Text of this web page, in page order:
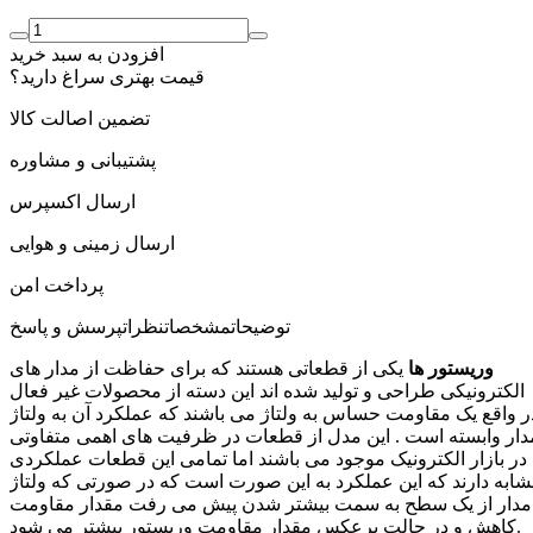
افزودن به سبد خرید
قیمت بهتری سراغ دارید؟
تضمین اصالت کالا
پشتیبانی و مشاوره
ارسال اکسپرس
ارسال زمینی و هوایی
پرداخت امن
توضیحاتمشخصاتنظراتپرسش و پاسخ
وریستور ها یکی از قطعاتی هستند که برای حفاظت از مدار های
الکترونیکی طراحی و تولید شده اند این دسته از محصولات غیر فعال
واقع یک مقاومت حساس به ولتاژ می باشند که عملکرد آن به ولتاژ
وابسته است . این مدل از قطعات در ظرفیت های اهمی متفاوتی
در بازار الکترونیک موجود می باشند اما تمامی این قطعات عملکردی
دارند که این عملکرد به این صورت است که در صورتی که ولتاژ
مدار از یک سطح به سمت بیشتر شدن پیش می رفت مقدار مقاومت
کاهش و در حالت برعکس مقدار مقاومت وریستور بیشتر می شود.